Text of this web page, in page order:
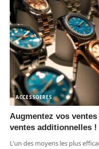
ACCESSOIRES
Augmentez vos
ventes additionnelles !
L'un des moyens les plus